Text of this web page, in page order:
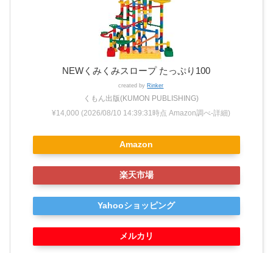
NEWくみくみスロープ たっぷり100
created by Rinker
くもん出版(KUMON PUBLISHING)
¥14,000 (2026/08/10 14:39:31時点 Amazon調べ-詳細)
Amazon
楽天市場
Yahooショッピング
メルカリ